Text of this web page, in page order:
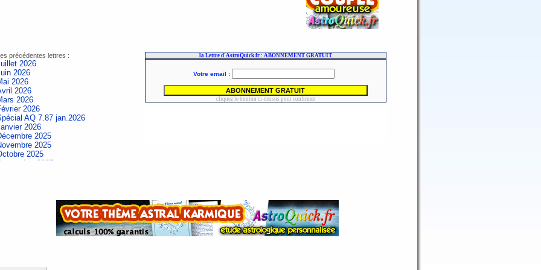
précédentes lettres :
2026
2026
2026
2026
2026
2026
AQ 7.87 jan.2026
2026
2025
2025
2025
2025
Spécial AQ 7.84 jan.2025